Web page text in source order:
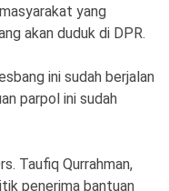
yang
akan duduk di DPR.
ini sudah berjalan
parpol ini sudah
Taufiq Qurrahman,
penerima bantuan